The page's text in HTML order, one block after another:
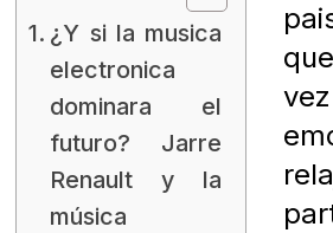
¿Y si la musica
electronica
dominara el
futuro? Jarre
Renault y la
música
vez